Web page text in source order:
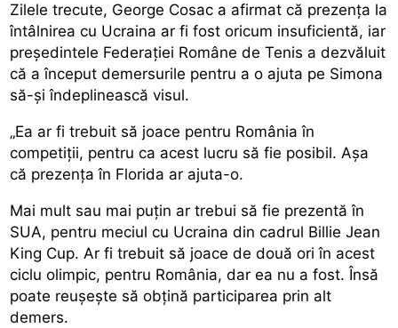
Zilele trecute, George Cosac a afirmat că prezența la
întâlnirea cu Ucraina ar fi fost oricum insuficientă, iar
președintele Federației Române de Tenis a dezvăluit
că a început demersurile pentru a o ajuta pe Simona
să-și îndeplinească visul.
„Ea ar fi trebuit să joace pentru România în
competiții, pentru ca acest lucru să fie posibil. Așa
că prezența în Florida ar ajuta-o.
Mai mult sau mai puțin ar trebui să fie prezentă în
SUA, pentru meciul cu Ucraina din cadrul Billie Jean
King Cup. Ar fi trebuit să joace de două ori în acest
ciclu olimpic, pentru România, dar ea nu a fost. Însă
poate reușește să obțină participarea prin alt
demers.